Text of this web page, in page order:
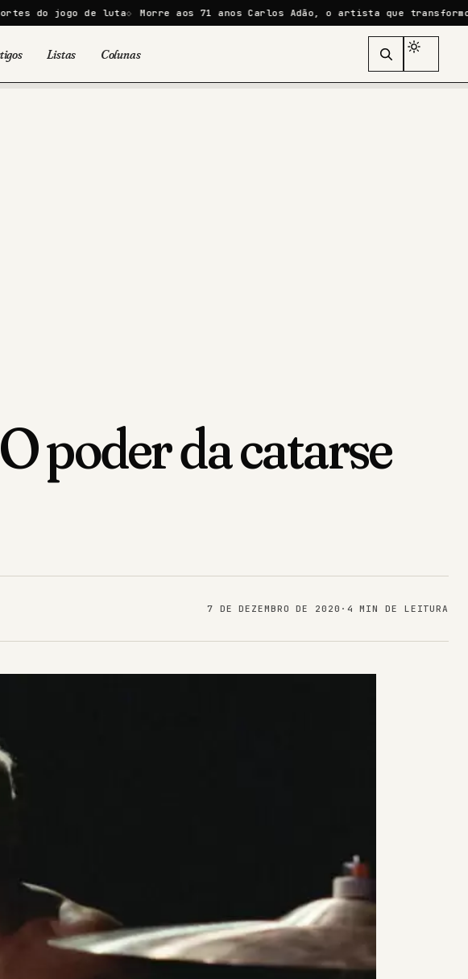
de luta Morre aos 71 anos Carlos Adão, o artista que transformou seu
Listas Colunas
poder da catarse
7 DE DEZEMBRO DE 2020 · 4 MIN DE LEITURA